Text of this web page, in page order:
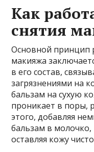
Как
снятия
Основной принцип
макияжа
в его состав,
загрязнениями на
бальзам на сухую
проникает в поры,
этого, добавляя
бальзам в молочко,
оставляя кожу